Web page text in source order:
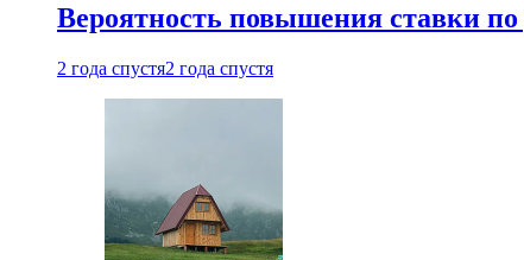
Вероятность повышения ставки
2 года спустя2 года спустя